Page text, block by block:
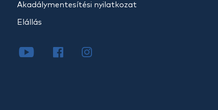
Akadálymentesítési nyilatkozat
Elállás